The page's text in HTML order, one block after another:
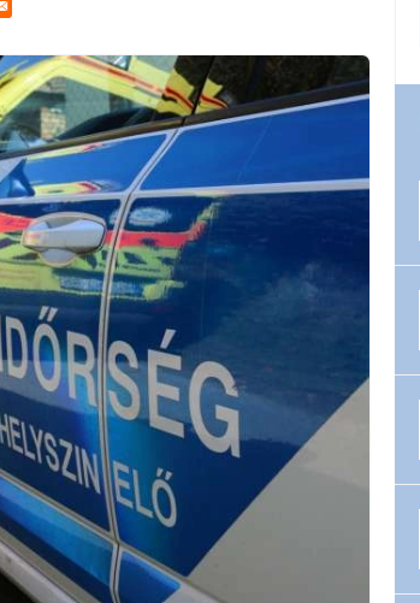
window
a new window
in a new window